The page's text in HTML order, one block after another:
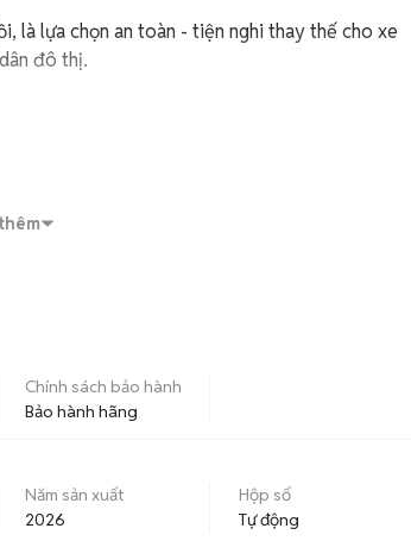
đô thị.
17/7/2026. Phí đặt cọc là 10 triệu đồng/xe.
Chính sách bảo hành
Bảo hành hãng
Năm sản xuất
2026
Hộp số
Tự động